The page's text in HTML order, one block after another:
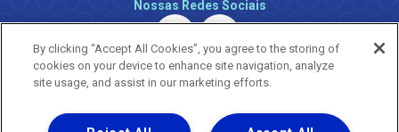
Nossas Redes Sociais
By clicking “Accept All Cookies”, you agree to the storing of
cookies on your device to enhance site navigation, analyze
site usage, and assist in our marketing efforts.